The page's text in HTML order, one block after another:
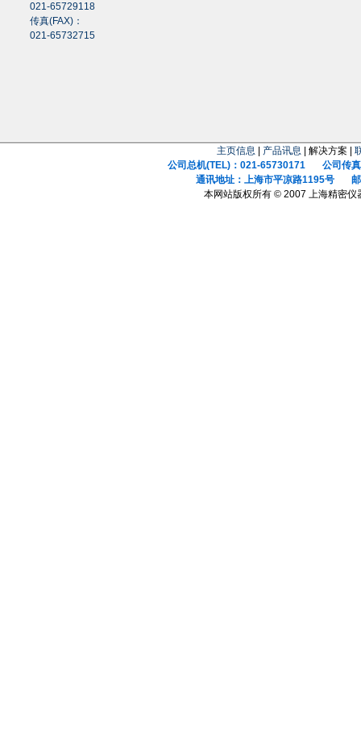
021-65729118
传真(FAX)：
021-65732715
主页信息 产品讯息 | 解决方案 |
公司总机(TEL)：021-65730171 公司传真
通讯地址：上海市平凉路1195号 邮
本网站版权所有 © 2007 上海精密仪